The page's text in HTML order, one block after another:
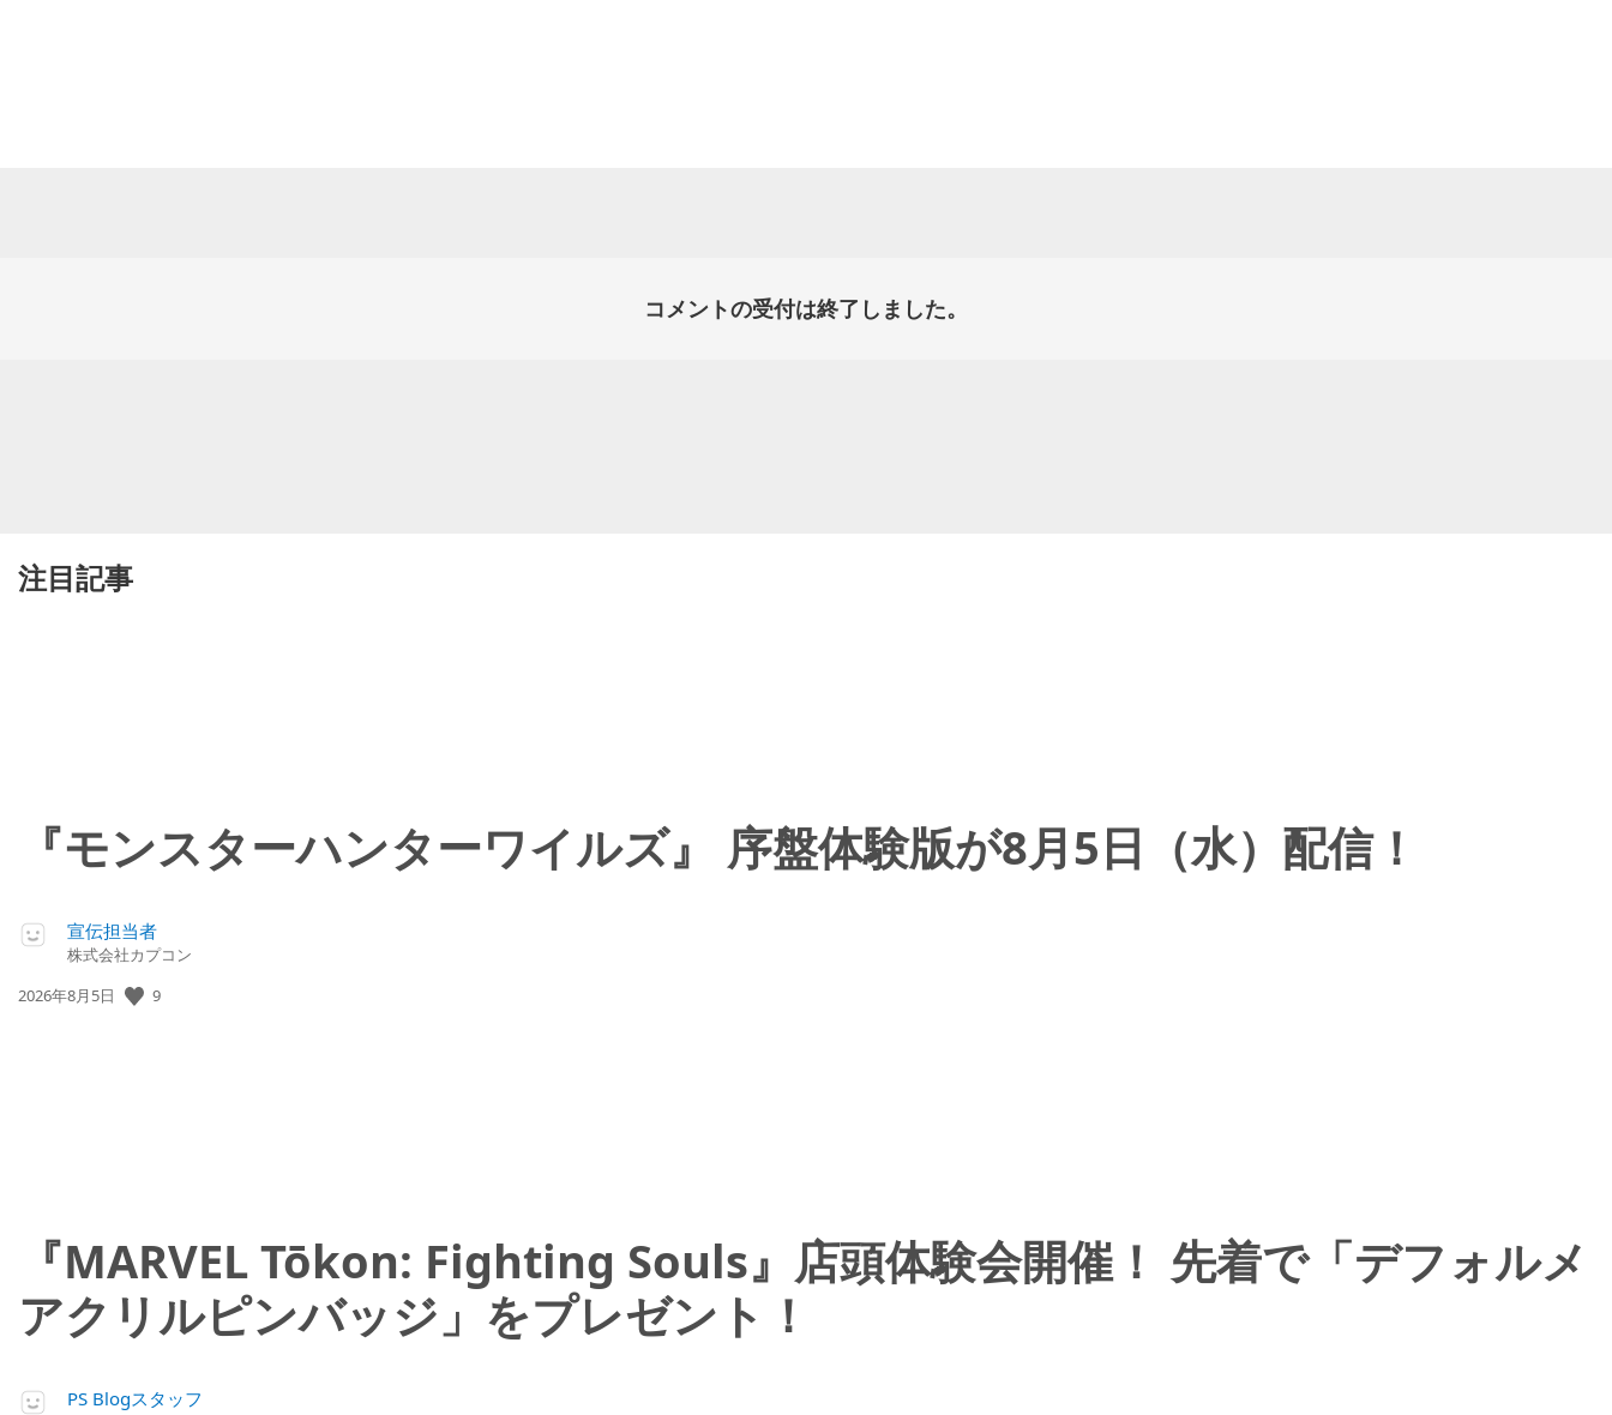
コメントの受付は終了しました。
注目記事
『モンスターハンターワイルズ』 序盤体験版が8月5日（水）配信！
宣伝担当者
株式会社カプコン
公
2026年8月5日 9
『MARVEL Tōkon: Fighting Souls』店頭体験会開催！ 先着で「デフォルメ
アクリルピンバッジ」をプレゼント！
PS Blogスタッフ